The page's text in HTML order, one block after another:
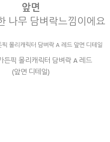
앞면
나무 담벼락느낌이에요
든픽 몰리캐릭터 담벼락 A 레드
(앞면 디테일)